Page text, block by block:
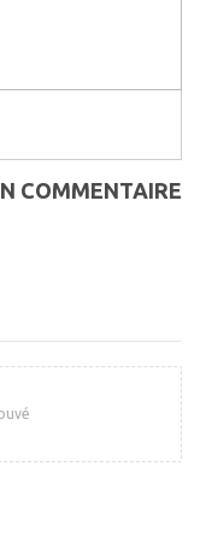
COMMENTAIRE